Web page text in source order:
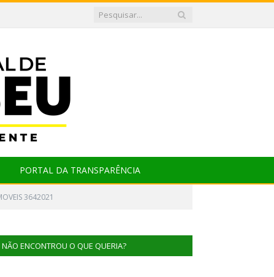
PORTAL DA TRANSPARÊNCIA
3642021
NÃO ENCONTROU O QUE QUERIA?